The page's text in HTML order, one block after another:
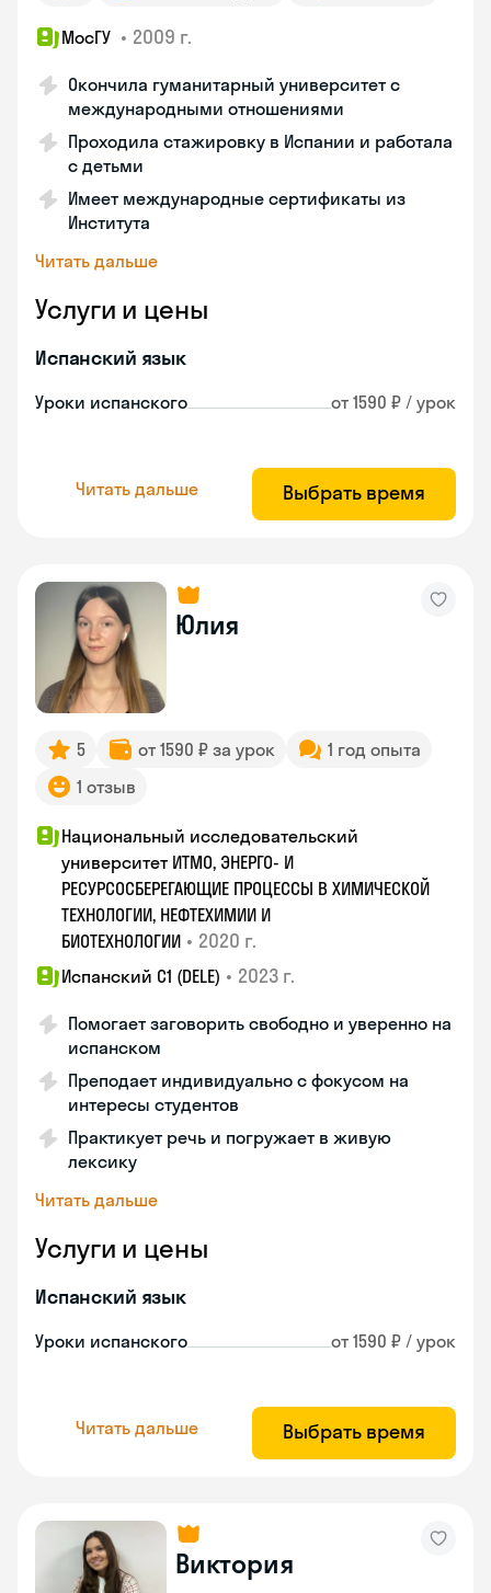
МосГУ • 2009 г.
Окончила гуманитарный университет с
международными отношениями
Проходила стажировку в Испании и работала
с детьми
Имеет международные сертификаты из
Института
Читать дальше
Услуги и цены
Испанский язык
Уроки испанского от 1590 ₽ / урок
Читать дальше Выбрать время
Юлия
5 от 1590 ₽ за урок
1 год опыта
1 отзыв
Национальный исследовательский
университет ИТМО, ЭНЕРГО- И
РЕСУРСОСБЕРЕГАЮЩИЕ ПРОЦЕССЫ В ХИМИЧЕСКОЙ
ТЕХНОЛОГИИ, НЕФТЕХИМИИ И
БИОТЕХНОЛОГИИ • 2020 г.
Испанский С1 (DELE) • 2023 г.
Помогает заговорить свободно и уверенно на
испанском
Преподает индивидуально с фокусом на
интересы студентов
Практикует речь и погружает в живую
лексику
Читать дальше
Услуги и цены
Испанский язык
Уроки испанского от 1590 ₽ / урок
Читать дальше Выбрать время
Виктория